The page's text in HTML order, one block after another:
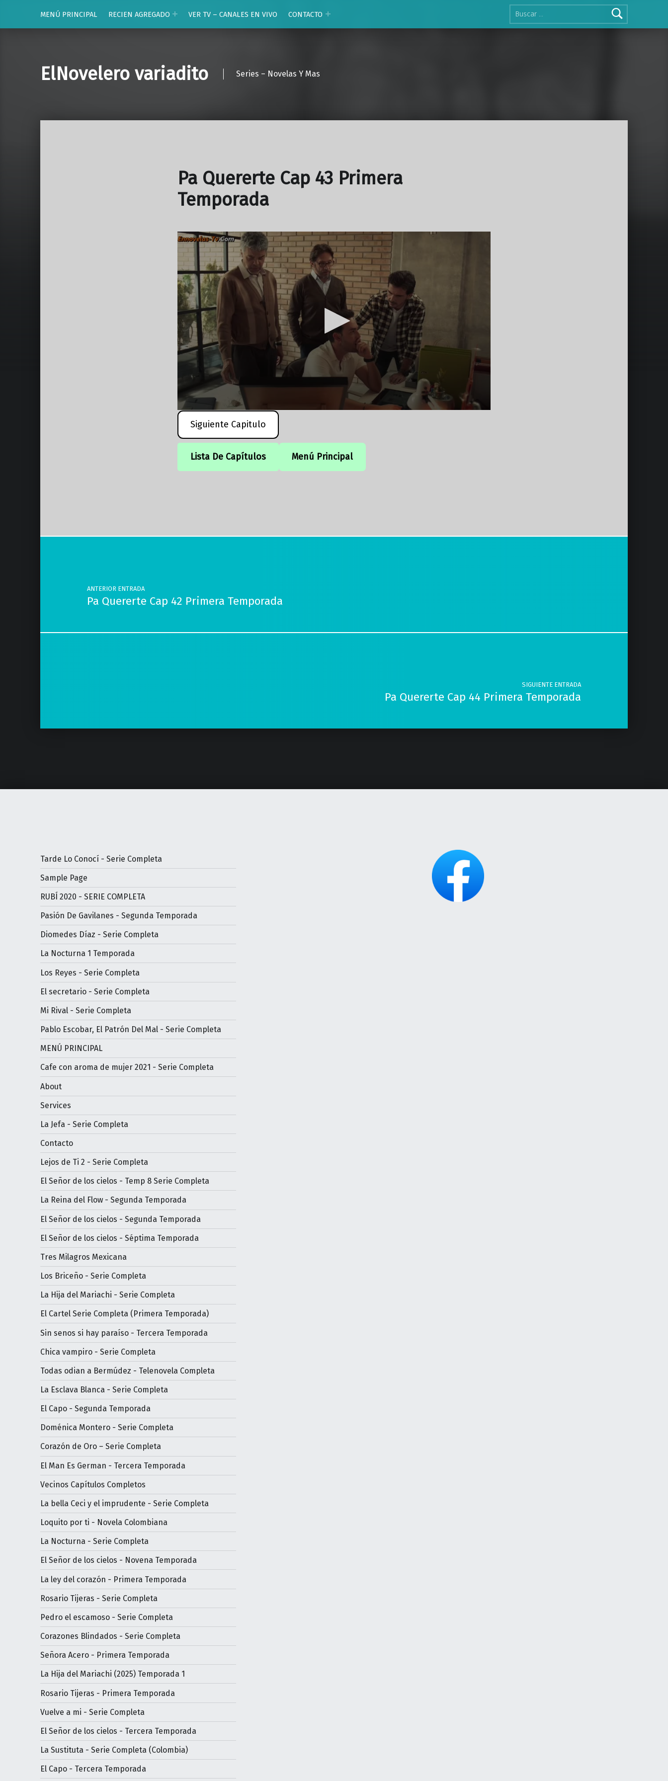
Buscar:
MENÚ PRINCIPAL
RECIEN AGREGADO VER TV – CANALES EN VIVO CONTACTO
ElNovelero variadito Series – Novelas Y Mas
Pa Quererte Cap 43 Primera
Temporada
Siguiente Capitulo
Lista De Capítulos Menú Principal
Navegación de entradas
ANTERIOR ENTRADA
Pa Quererte Cap 42 Primera Temporada
SIGUIENTE ENTRADA
Pa Quererte Cap 44 Primera Temporada
Tarde Lo Conocí - Serie Completa
Sample Page
RUBÍ 2020 - SERIE COMPLETA
Pasión De Gavilanes - Segunda Temporada
Diomedes Díaz - Serie Completa
La Nocturna 1 Temporada
Los Reyes - Serie Completa
El secretario - Serie Completa
Mi Rival - Serie Completa
Pablo Escobar, El Patrón Del Mal - Serie Completa
MENÚ PRINCIPAL
Cafe con aroma de mujer 2021 - Serie Completa
About
Services
La Jefa - Serie Completa
Contacto
Lejos de Ti 2 - Serie Completa
El Señor de los cielos - Temp 8 Serie Completa
La Reina del Flow - Segunda Temporada
El Señor de los cielos - Segunda Temporada
El Señor de los cielos - Séptima Temporada
Tres Milagros Mexicana
Los Briceño - Serie Completa
La Hija del Mariachi - Serie Completa
El Cartel Serie Completa (Primera Temporada)
Sin senos si hay paraíso - Tercera Temporada
Chica vampiro - Serie Completa
Todas odian a Bermúdez - Telenovela Completa
La Esclava Blanca - Serie Completa
El Capo - Segunda Temporada
Doménica Montero - Serie Completa
Corazón de Oro – Serie Completa
El Man Es German - Tercera Temporada
Vecinos Capítulos Completos
La bella Ceci y el imprudente - Serie Completa
Loquito por ti - Novela Colombiana
La Nocturna - Serie Completa
El Señor de los cielos - Novena Temporada
La ley del corazón - Primera Temporada
Rosario Tijeras - Serie Completa
Pedro el escamoso - Serie Completa
Corazones Blindados - Serie Completa
Señora Acero - Primera Temporada
La Hija del Mariachi (2025) Temporada 1
Rosario Tijeras - Primera Temporada
Vuelve a mi - Serie Completa
El Señor de los cielos - Tercera Temporada
La Sustituta - Serie Completa (Colombia)
El Capo - Tercera Temporada